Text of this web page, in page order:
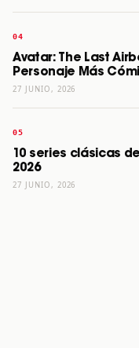
Avatar: The Last
Personaje Más
27 JUNIO, 2026
10 series clásicas
2026
27 JUNIO, 2026